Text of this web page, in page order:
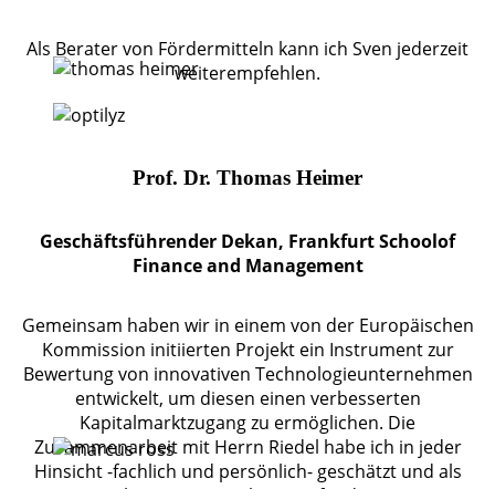
Als Berater von Fördermitteln kann ich Sven jederzeit
weiterempfehlen.
Prof. Dr. Thomas Heimer
Geschäftsführender Dekan, Frankfurt Schoolof
Finance and Management
Gemeinsam haben wir in einem von der Europäischen
Kommission initiierten Projekt ein Instrument zur
Bewertung von innovativen Technologieunternehmen
entwickelt, um diesen einen verbesserten
Kapitalmarktzugang zu ermöglichen. Die
Zusammenarbeit mit Herrn Riedel habe ich in jeder
Hinsicht -fachlich und persönlich- geschätzt und als